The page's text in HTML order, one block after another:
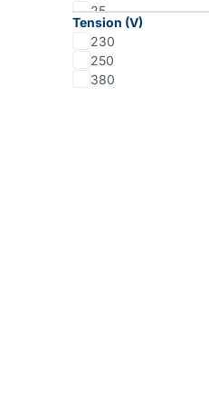
25
40
63
Tension (V)
230
250
380